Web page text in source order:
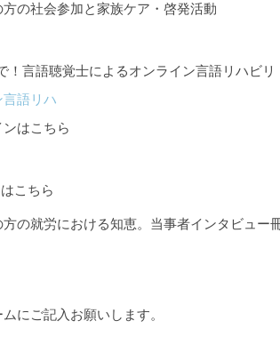
の社会参加と家族ケア・啓発活動
！言語聴覚士によるオンライン言語リハビリ
語リハ
はこちら
はこちら
の就労における知恵。当事者インタビュー
にご記入お願いします。